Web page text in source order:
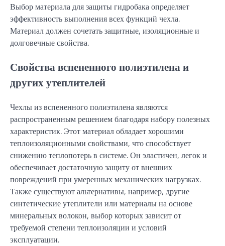
Выбор материала для защиты гидробака определяет
эффективность выполнения всех функций чехла.
Материал должен сочетать защитные, изоляционные и
долговечные свойства.
Свойства вспененного полиэтилена и
других утеплителей
Чехлы из вспененного полиэтилена являются
распространенным решением благодаря набору полезных
характеристик. Этот материал обладает хорошими
теплоизоляционными свойствами, что способствует
снижению теплопотерь в системе. Он эластичен, легок и
обеспечивает достаточную защиту от внешних
повреждений при умеренных механических нагрузках.
Также существуют альтернативы, например, другие
синтетические утеплители или материалы на основе
минеральных волокон, выбор которых зависит от
требуемой степени теплоизоляции и условий
эксплуатации.